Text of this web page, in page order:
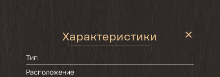
Характеристики
Тип
Расположение